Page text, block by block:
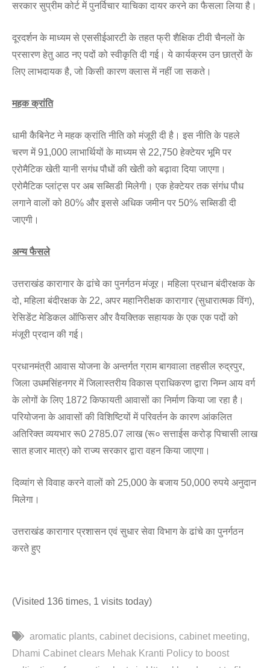
सरकार सुप्रीम कोर्ट में पुनर्विचार याचिका दायर करने का फैसला लिया है।
दूरदर्शन के माध्यम से एससीईआरटी के तहत फ्री शैक्षिक टीवी चैनलों के
प्रसारण हेतु आठ नए पदों को स्वीकृति दी गई। ये कार्यक्रम उन छात्रों के
लिए लाभदायक है, जो किसी कारण क्लास में नहीं जा सकते।
महक क्रांति
धामी कैबिनेट ने महक क्रांति नीति को मंजूरी दी है। इस नीति के पहले
चरण में 91,000 लाभार्थियों के माध्यम से 22,750 हेक्टेयर भूमि पर
एरोमैटिक खेती यानी सगंध पौधों की खेती को बढ़ावा दिया जाएगा।
एरोमैटिक प्लांट्स पर अब सब्सिडी मिलेगी। एक हेक्टेयर तक संगंध पौध
लगाने वालों को 80% और इससे अधिक जमीन पर 50% सब्सिडी दी
जाएगी।
अन्य फैसले
उत्तराखंड कारागार के ढांचे का पुनर्गठन मंजूर। महिला प्रधान बंदीरक्षक के
दो, महिला बंदीरक्षक के 22, अपर महानिरीक्षक कारागार (सुधारात्मक विंग),
रेसिडेंट मेडिकल ऑफिसर और वैयक्तिक सहायक के एक एक पदों को
मंजूरी प्रदान की गई।
प्रधानमंत्री आवास योजना के अन्तर्गत ग्राम बागवाला तहसील रुद्रपुर,
जिला उधमसिंहनगर में जिलास्तरीय विकास प्राधिकरण द्वारा निम्न आय वर्ग
के लोगों के लिए 1872 किफायती आवासों का निर्माण किया जा रहा है।
परियोजना के आवासों की विशिष्टियों में परिवर्तन के कारण आंकलित
अतिरिक्त व्ययभार रू0 2785.07 लाख (रू० सत्ताईस करोड़ पिचासी लाख
सात हजार मात्र) को राज्य सरकार द्वारा वहन किया जाएगा।
दिव्यांग से विवाह करने वालों को 25,000 के बजाय 50,000 रुपये अनुदान
मिलेगा।
उत्तराखंड कारागार प्रशासन एवं सुधार सेवा विभाग के ढांचे का पुनर्गठन
करते हुए
(Visited 136 times, 1 visits today)
aromatic plants cabinet decisions cabinet meeting
Dhami Cabinet clears Mehak Kranti Policy to boost